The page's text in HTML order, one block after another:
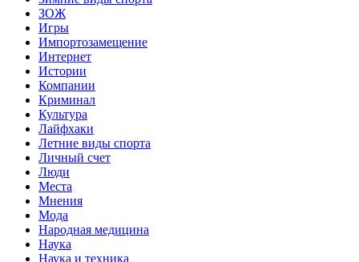
ЗОЖ
Игры
Импортозамещение
Интернет
Истории
Компании
Криминал
Культура
Лайфхаки
Летние виды спорта
Личный счет
Люди
Места
Мнения
Мода
Народная медицина
Наука
Наука и техника